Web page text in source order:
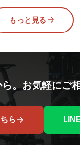
もっと見る
。お気軽にご
ら